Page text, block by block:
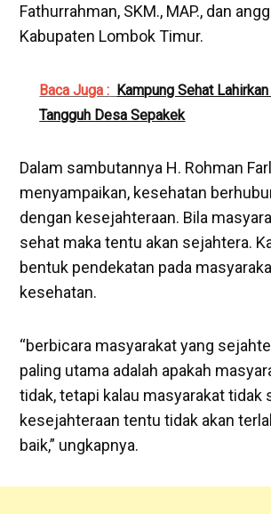
Fathurrahman, SKM., MAP., dan
Kabupaten Lombok Timur.
Baca Juga : Kampung Sehat
Tangguh Desa Sepakek
Dalam sambutannya H. Rohman
menyampaikan, kesehatan
dengan kesejahteraan. Bila
sehat maka tentu akan sejahtera.
bentuk pendekatan pada
kesehatan.
“berbicara masyarakat yang
paling utama adalah apakah
tidak, tetapi kalau masyarakat tidak
kesejahteraan tentu tidak akan
baik,” ungkapnya.